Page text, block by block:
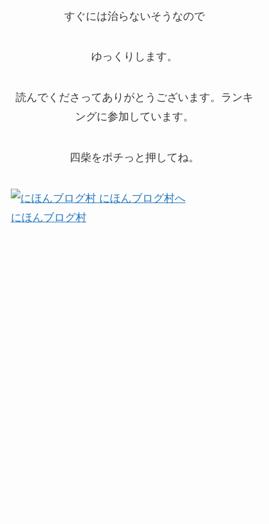
すぐには治らないそうなので
ゆっくりします。
読んでくださってありがとうございます。ランキ
ングに参加しています。
四柴をポチっと押してね。
にほんブログ村